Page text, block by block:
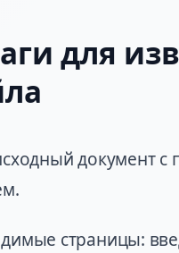
для
документ
страницы: